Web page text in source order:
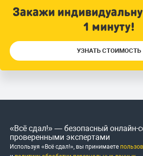
Закажи
1 минуту!
УЗНАТЬ СТОИМОСТЬ
«Всё сдал!» — безопасный онлайн-
проверенными экспертами
Используя «Всё сдал!», вы принимаете